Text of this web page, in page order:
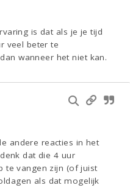
is dat als je je tijd
veel beter te
wanneer het niet kan.
andere reacties in het
dat die 4 uur
te vangen zijn (of juist
als dat mogelijk